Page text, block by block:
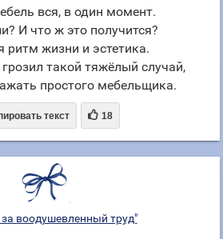
вся, в один момент.
И что ж это получится?
ритм жизни и эстетика.
такой тяжёлый случай,
простого мебельщика.
текст  18
воодушевленный труд"